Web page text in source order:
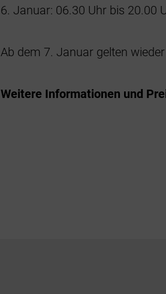
6. Januar: 06.30 Uhr bis 20.00
Ab dem 7. Januar gelten
Weitere Informationen und